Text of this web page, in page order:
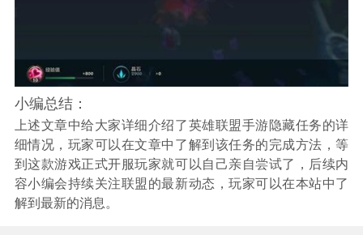
小编总结：
上述文章中给大家详细介绍了英雄联盟手游隐藏任务的详
细情况，玩家可以在文章中了解到该任务的完成方法，等
到这款游戏正式开服玩家就可以自己亲自尝试了，后续内
容小编会持续关注联盟的最新动态，玩家可以在本站中了
解到最新的消息。